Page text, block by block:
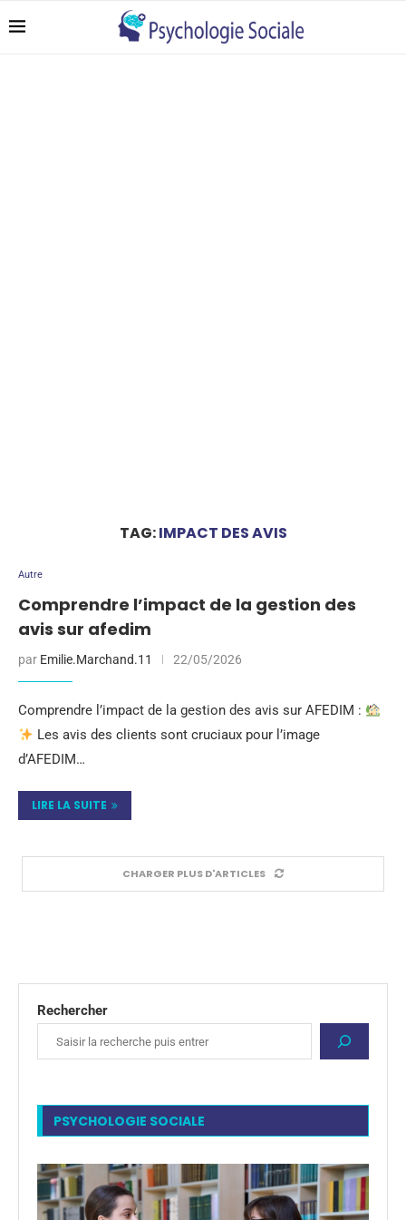
TAG:IMPACT DES AVIS
Autre
Comprendre l’impact de la gestion des
avis sur afedim
par Emilie.Marchand.11 22/05/2026
Comprendre l’impact de la gestion des avis sur AFEDIM :
Les avis des clients sont cruciaux pour l’image
d’AFEDIM…
LIRE LA SUITE
CHARGER PLUS D'ARTICLES
Rechercher
PSYCHOLOGIE SOCIALE